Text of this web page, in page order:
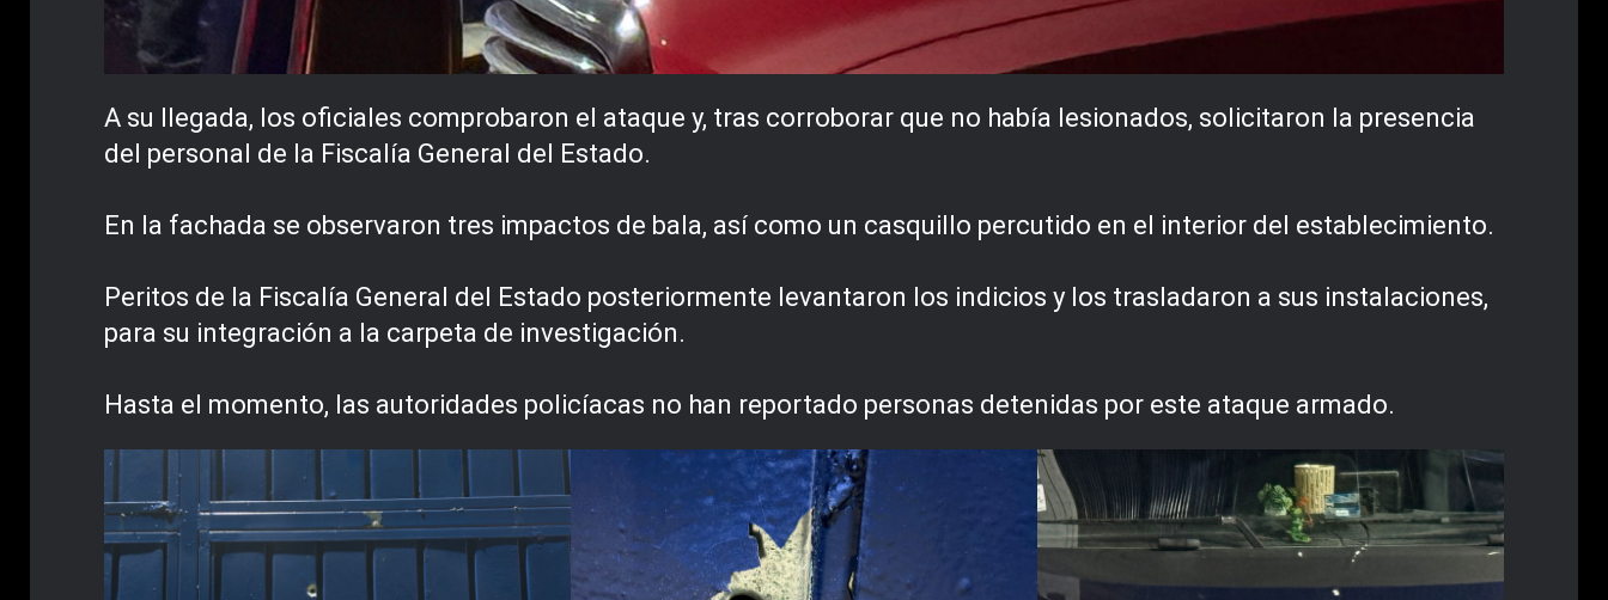
A su llegada, los oficiales comprobaron el ataque y, tras corroborar que no había lesionados, solicitaron la presencia
del personal de la Fiscalía General del Estado.
En la fachada se observaron tres impactos de bala, así como un casquillo percutido en el interior del establecimiento.
Peritos de la Fiscalía General del Estado posteriormente levantaron los indicios y los trasladaron a sus instalaciones,
para su integración a la carpeta de investigación.
Hasta el momento, las autoridades policíacas no han reportado personas detenidas por este ataque armado.